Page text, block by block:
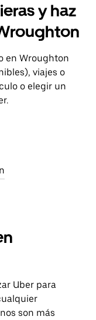
y haz
en Wroughton
viajes o
o elegir un
Uber para
son más